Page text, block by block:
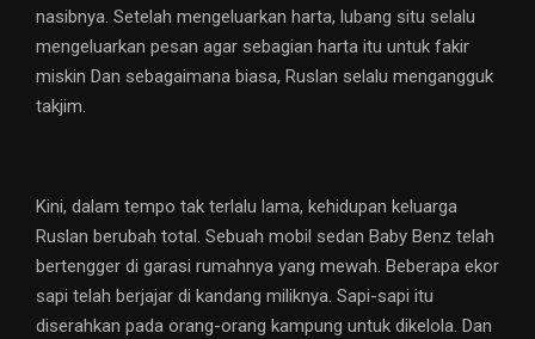
nasibnya. Setelah mengeluarkan harta, lubang situ selalu
mengeluarkan pesan agar sebagian harta itu untuk fakir
miskin Dan sebagaimana biasa, Ruslan selalu mengangguk
takjim.
Kini, dalam tempo tak terlalu lama, kehidupan keluarga
Ruslan berubah total. Sebuah mobil sedan Baby Benz telah
bertengger di garasi rumahnya yang mewah. Beberapa ekor
sapi telah berjajar di kandang miliknya. Sapi-sapi itu
diserahkan pada orang-orang kampung untuk dikelola. Dan